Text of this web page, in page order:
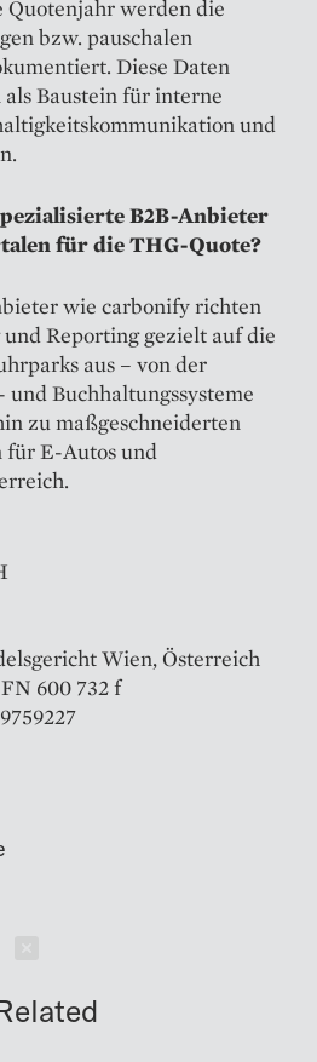
Quotenjahr werden die
bzw. pauschalen
Diese Daten
Baustein für interne
und
B2B-Anbieter
für die THG-Quote?
wie carbonify richten
Reporting gezielt auf die
aus – von der
Buchhaltungssysteme
zu maßgeschneiderten
für E-Autos und
Wien, Österreich
600 732 f